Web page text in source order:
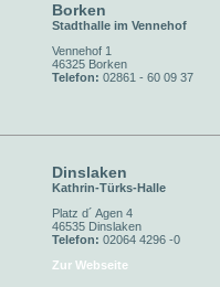
Borken
Stadthalle im Vennehof
Vennehof 1
46325 Borken
Telefon: 02861 - 60 09 37
Dinslaken
Kathrin-Türks-Halle
Platz d´ Agen 4
46535 Dinslaken
Telefon: 02064 4296 -0
Zur Webseite